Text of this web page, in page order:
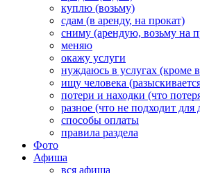
куплю (возьму)
сдам (в аренду, на прокат)
сниму (арендую, возьму на
меняю
окажу услуги
нуждаюсь в услугах (кроме
ищу человека
потери и находки (что
разное (что не подходит для
способы оплаты
правила раздела
Фото
Афиша
вся афиша